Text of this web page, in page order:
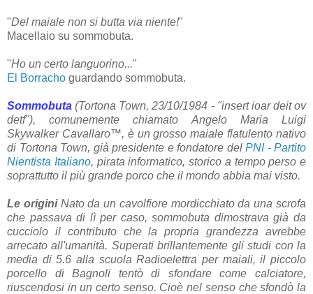
"Del maiale non si butta via niente!"
Macellaio su sommobuta.
"Ho un certo languorino..."
El Borracho guardando sommobuta.
Sommobuta (Tortona Town, 23/10/1984 - "insert ioar deit ov
detf"),comunemente chiamato Angelo Maria Luigi
Skywalker Cavallaro™, è un grosso maiale flatulento nativo
di Tortona Town, già presidente e fondatore del PNI - Partito
Nientista Italiano, pirata informatico, storico a tempo perso e
soprattutto il più grande porco che il mondo abbia mai visto.
Le origini Nato da un cavolfiore mordicchiato da una scrofa
che passava di lì per caso, sommobuta dimostrava già da
cucciolo il contributo che la propria grandezza avrebbe
arrecato all'umanità. Superati brillantemente gli studi con la
media di 5.6 alla scuola Radioelettra per maiali, il piccolo
porcello di Bagnoli tentò di sfondare come calciatore,
riuscendosi in un certo senso. Cioè nel senso che sfondò la